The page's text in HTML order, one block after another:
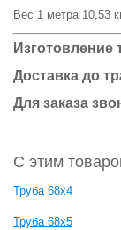
Вес 1 метра 10,53
Изготовление
Доставка до
Для заказа
С этим
Труба 68x4
Труба 68x5